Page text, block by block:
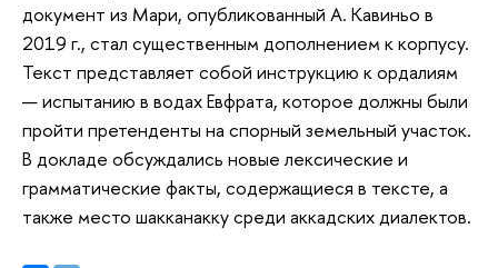
документ из Мари, опубликованный А. Кавиньо в
2019 г., стал существенным дополнением к корпусу.
Текст представляет собой инструкцию к ордалиям
— испытанию в водах Евфрата, которое должны были
пройти претенденты на спорный земельный участок.
В докладе обсуждались новые лексические и
грамматические факты, содержащиеся в тексте, а
также место шакканакку среди аккадских диалектов.